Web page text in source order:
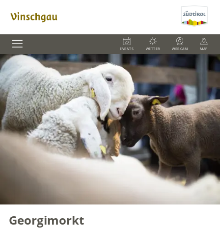
EVENTS WETTER WEBCAM MAP
Georgimorkt